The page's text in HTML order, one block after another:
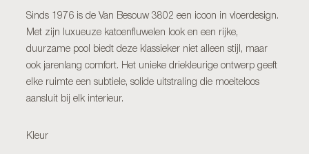
Sinds 1976 is de Van Besouw 3802 een icoon in vloerdesign.
Met zijn luxueuze katoenfluwelen look en een rijke,
duurzame pool biedt deze klassieker niet alleen stijl, maar
ook jarenlang comfort. Het unieke driekleurige ontwerp geeft
elke ruimte een subtiele, solide uitstraling die moeiteloos
aansluit bij elk interieur.
Kleur